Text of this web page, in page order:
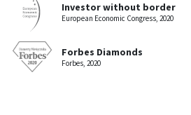
Investor without border
European Economic Congress, 2020
Forbes Diamonds
Forbes, 2020